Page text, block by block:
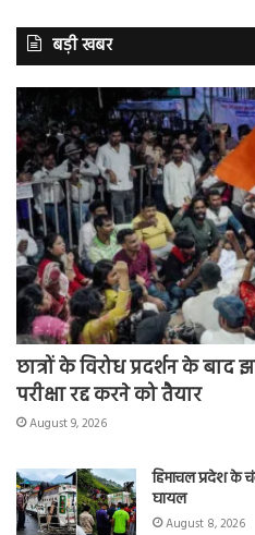
बड़ी खबर
छात्रों के विरोध प्रदर्शन के
परीक्षा रद्द करने को तैयार
August 9, 2026
हिमाचल प्रदेश के
घायल
August 8, 2026